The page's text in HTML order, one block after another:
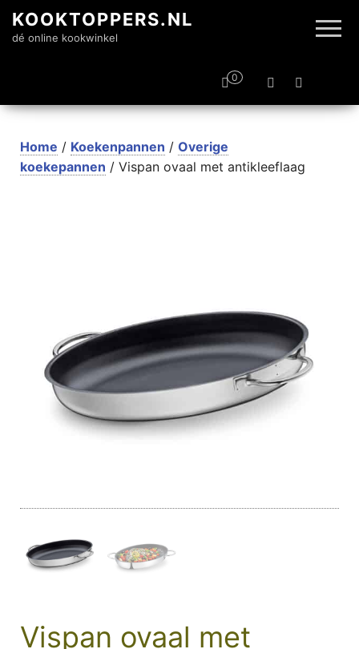
KOOKTOPPERS.NL
dé online kookwinkel
0
Home / Koekenpannen / Overige
koekepannen / Vispan ovaal met antikleeflaag
Vispan ovaal met